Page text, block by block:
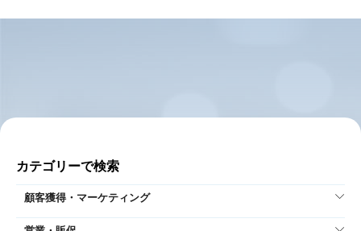
カテゴリーで検索
顧客獲得・マーケティング